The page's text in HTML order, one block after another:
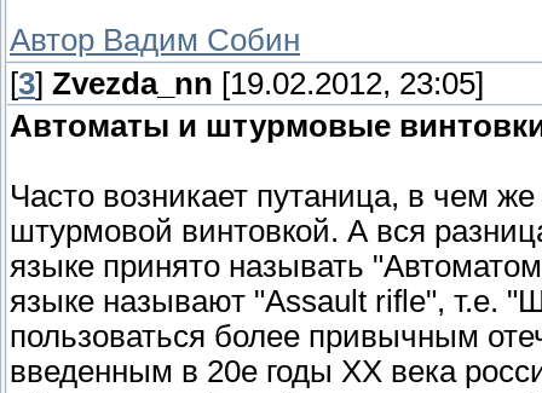
Автор Вадим Собин
[3] Zvezda_nn [19.02.2012, 23:05]
Автоматы и штурмовые
Часто возникает путаница, в чем
штурмовой винтовкой. А вся
языке принято называть
языке называют "Assault rifle", т.е.
пользоваться более привычным
введенным в 20е годы ХХ века